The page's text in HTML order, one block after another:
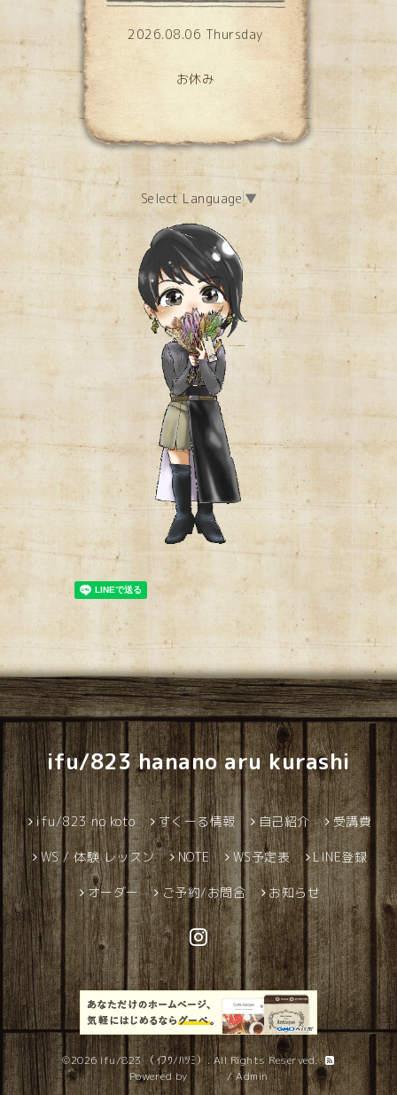
2026.08.06 Thursday
お休み
Select Language ▼
ifu/823 hanano aru kurashi
ifu/823 no koto すくーる情報 自己紹介 受講費
WS / 体験 レッスン NOTE WS予定表 LINE登録
オーダー ご予約/お問合 お知らせ
©2026ifu/823 （ｲﾌｳ/ﾊﾂﾐ）. All Rights Reserved.
Powered by グーペ/Admin